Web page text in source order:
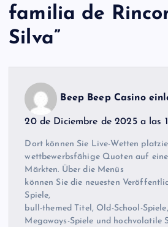
familia de
Silva”
Beep Beep Casino
20 de Diciembre de 2025 a las
Dort können Sie Live-Wetten
wettbewerbsfähige Quoten auf
Märkten. Über die Menüs
können Sie die neuesten
Spiele,
bull-themed Titel, Old-School-
Megaways-Spiele und hochvolatile